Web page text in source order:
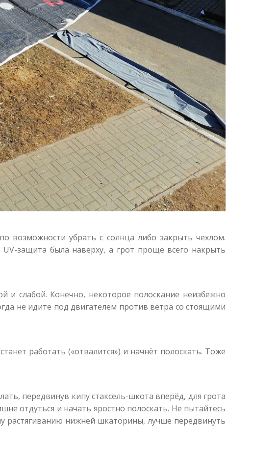
возможности убрать с солнца либо закрыть чехлом.
защита была наверху, а грот проще всего накрыть
и слабой. Конечно, некоторое полоскание неизбежно
не идите под двигателем против ветра со стоящими
работать («отвалится») и начнёт полоскать. Тоже
передвинув кипу стаксель-шкота вперёд, для грота
отдуться и начать яростно полоскать. Не пытайтесь
растягиванию нижней шкаторины, лучше передвинуть